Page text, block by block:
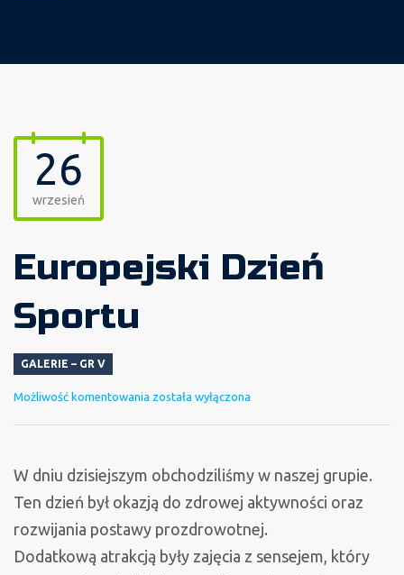
26
wrzesień
Europejski Dzień
Sportu
GALERIE – GR V
Możliwość komentowania Europejski
została wyłączona
W dniu dzisiejszym obchodziliśmy w naszej grupie.
Ten dzień był okazją do zdrowej aktywności oraz
rozwijania postawy prozdrowotnej.
Dodatkową atrakcją były zajęcia z sensejem, który